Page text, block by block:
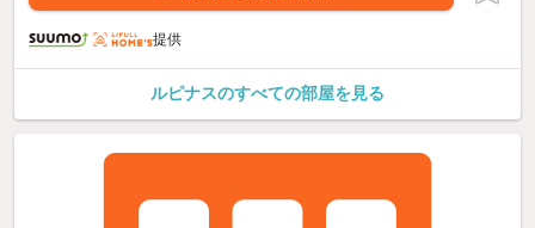
提供
ルピナスのすべての部屋を見る